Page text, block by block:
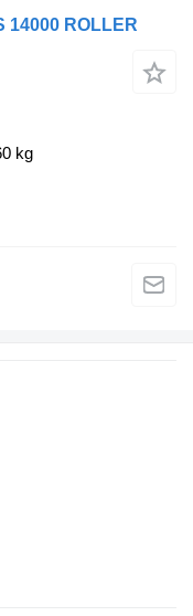
14000 ROLLER
kg